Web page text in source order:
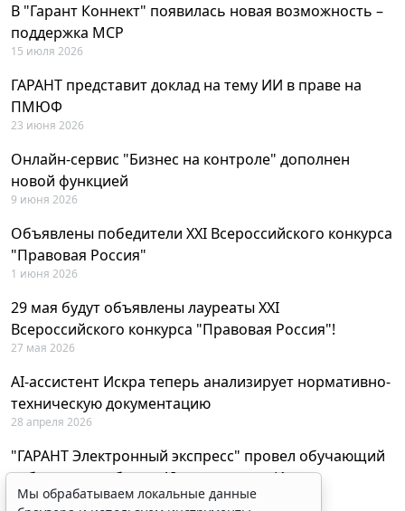
В "Гарант Коннект" появилась новая возможность –
поддержка MCP
15 июля 2026
ГАРАНТ представит доклад на тему ИИ в праве на
ПМЮФ
23 июня 2026
Онлайн-сервис "Бизнес на контроле" дополнен
новой функцией
9 июня 2026
Объявлены победители XXI Всероссийского конкурса
"Правовая Россия"
1 июня 2026
29 мая будут объявлены лауреаты XXI
Всероссийского конкурса "Правовая Россия"!
27 мая 2026
AI-ассистент Искра теперь анализирует нормативно-
техническую документацию
28 апреля 2026
"ГАРАНТ Электронный экспресс" провел обучающий
вебинар по работе с AI-ассистентом Искра
23 апреля 2026
Мы обрабатываем локальные данные